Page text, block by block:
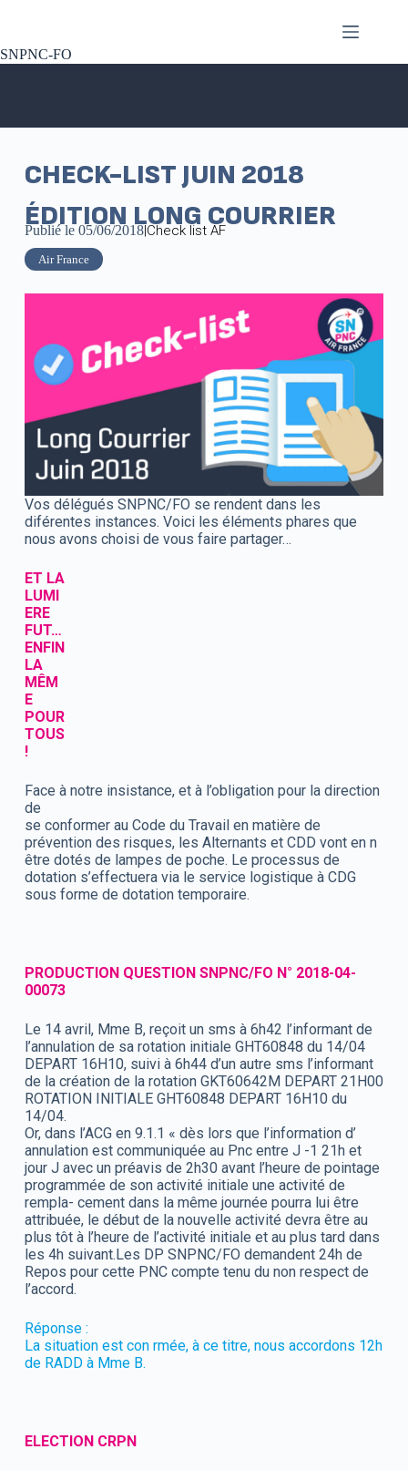
SNPNC-FO
CHECK-LIST JUIN 2018
ÉDITION LONG COURRIER
Publié le 05/06/2018|Check list AF
Air France
Vos délégués SNPNC/FO se rendent dans les
diférentes instances. Voici les éléments phares que
nous avons choisi de vous faire partager…
ET LA
LUMI
ERE
FUT…
ENFIN
LA
MÊM
E
POUR
TOUS
!
Face à notre insistance, et à l’obligation pour la direction
de
se conformer au Code du Travail en matière de
prévention des risques, les Alternants et CDD vont en n
être dotés de lampes de poche. Le processus de
dotation s’effectuera via le service logistique à CDG
sous forme de dotation temporaire.
PRODUCTION QUESTION SNPNC/FO N° 2018-04-
00073
Le 14 avril, Mme B, reçoit un sms à 6h42 l’informant de
l’annulation de sa rotation initiale GHT60848 du 14/04
DEPART 16H10, suivi à 6h44 d’un autre sms l’informant
de la création de la rotation GKT60642M DEPART 21H00
ROTATION INITIALE GHT60848 DEPART 16H10 du
14/04.
Or, dans l’ACG en 9.1.1 « dès lors que l’information d’
annulation est communiquée au Pnc entre J -1 21h et
jour J avec un préavis de 2h30 avant l’heure de pointage
programmée de son activité initiale une activité de
rempla- cement dans la même journée pourra lui être
attribuée, le début de la nouvelle activité devra être au
plus tôt à l’heure de l’activité initiale et au plus tard dans
les 4h suivant.Les DP SNPNC/FO demandent 24h de
Repos pour cette PNC compte tenu du non respect de
l’accord.
Réponse :
La situation est con rmée, à ce titre, nous accordons 12h
de RADD à Mme B.
ELECTION CRPN